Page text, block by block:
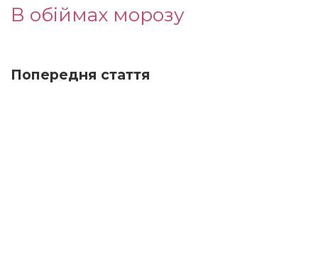
В обіймах морозу
Попередня стаття